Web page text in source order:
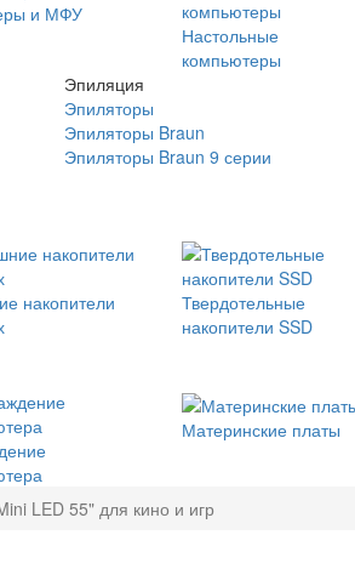
и МФУ
Настольные
компьютеры
Эпиляция
Эпиляторы
Эпиляторы Braun
Эпиляторы Braun 9 серии
накопители
Твердотельные
накопители SSD
Материнские платы
LED 55" для кино и игр